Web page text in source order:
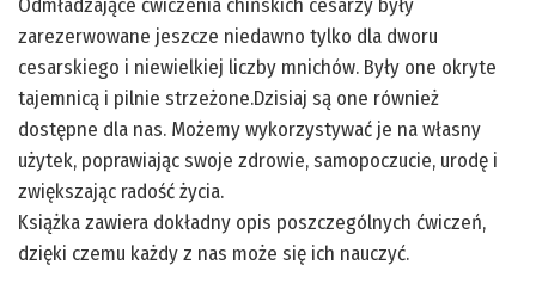
Odmładzające ćwiczenia chińskich cesarzy były
zarezerwowane jeszcze niedawno tylko dla dworu
cesarskiego i niewielkiej liczby mnichów. Były one okryte
tajemnicą i pilnie strzeżone.Dzisiaj są one również
dostępne dla nas. Możemy wykorzystywać je na własny
użytek, poprawiając swoje zdrowie, samopoczucie, urodę i
zwiększając radość życia.
Książka zawiera dokładny opis poszczególnych ćwiczeń,
dzięki czemu każdy z nas może się ich nauczyć.